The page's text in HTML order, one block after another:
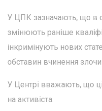
У ЦПК зазначають, що в
змінюють раніше
інкримінують нових
обставин вчинення
У Центрі вважають, що
на активіста.